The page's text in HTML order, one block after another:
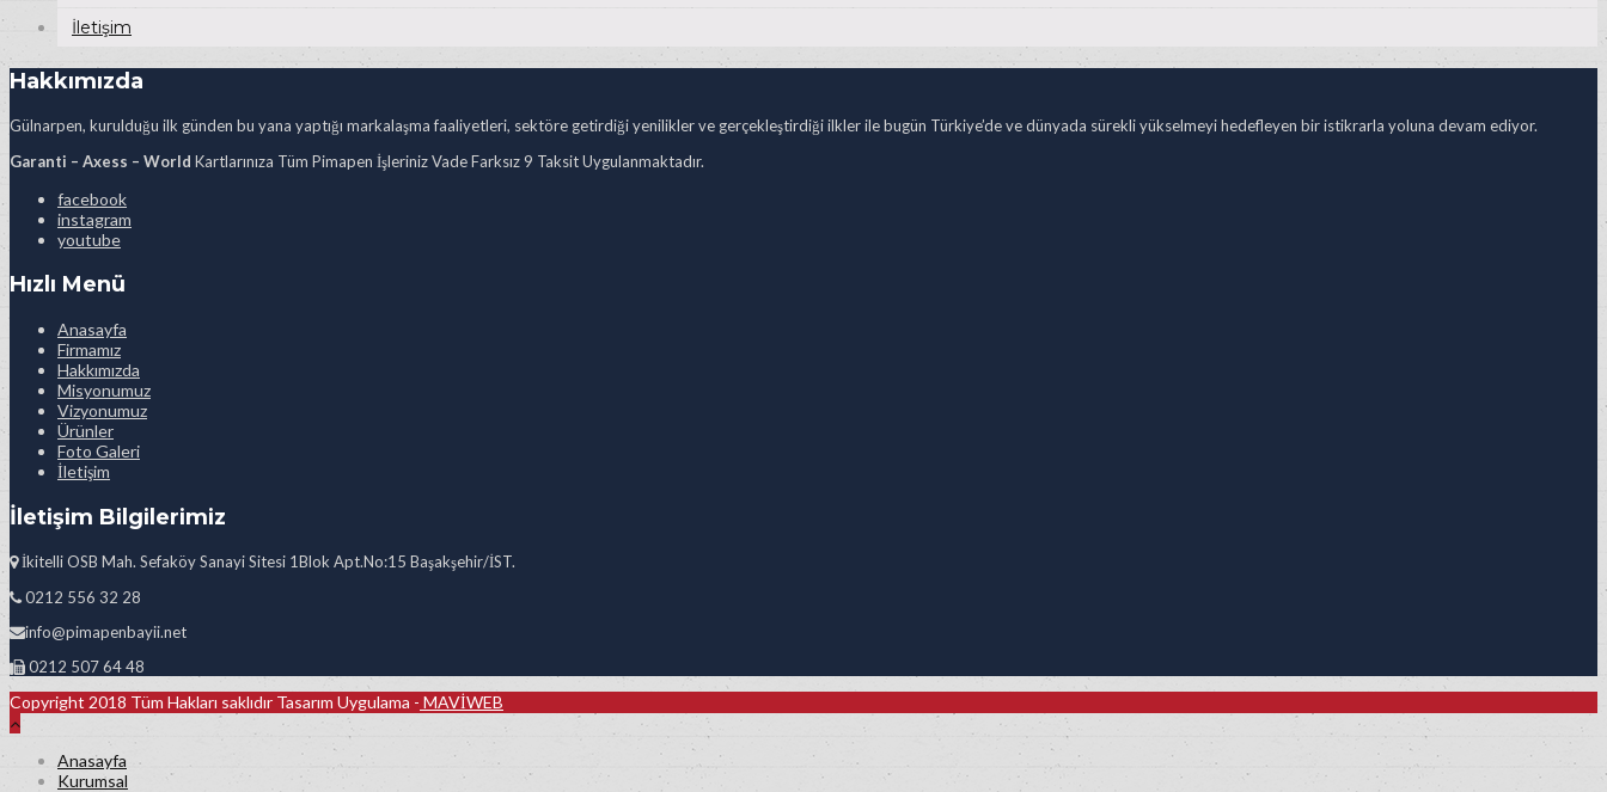
İletişim
Hakkımızda
Gülnarpen, kurulduğu ilk günden bu yana yaptığı markalaşma faaliyetleri, sektöre getirdiği yenilikler ve gerçekleştirdiği ilkler ile bugün Türkiye’de ve dünyada sürekli yükselmeyi hedefleyen bir istikrarla yoluna devam ediyor.
Garanti – Axess – World Kartlarınıza Tüm Pimapen İşleriniz Vade Farksız 9 Taksit Uygulanmaktadır.
facebook
instagram
youtube
Hızlı Menü
Anasayfa
Firmamız
Hakkımızda
Misyonumuz
Vizyonumuz
Ürünler
Foto Galeri
İletişim
İletişim Bilgilerimiz
İkitelli OSB Mah. Sefaköy Sanayi Sitesi 1Blok Apt.No:15 Başakşehir/İST.
0212 556 32 28
info@pimapenbayii.net
0212 507 64 48
Copyright 2018 Tüm Hakları saklıdır Tasarım Uygulama - MAVİWEB
Anasayfa
Kurumsal